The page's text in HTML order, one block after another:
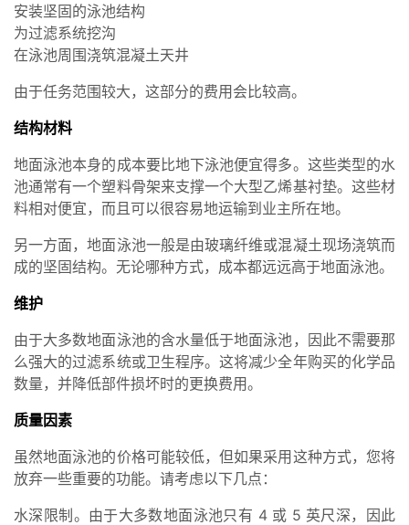
安装坚固的泳池结构
为过滤系统挖沟
在泳池周围浇筑混凝土天井
由于任务范围较大，这部分的费用会比较高。
结构材料
地面泳池本身的成本要比地下泳池便宜得多。这些类型的水
池通常有一个塑料骨架来支撑一个大型乙烯基衬垫。这些材
料相对便宜，而且可以很容易地运输到业主所在地。
另一方面，地面泳池一般是由玻璃纤维或混凝土现场浇筑而
成的坚固结构。无论哪种方式，成本都远远高于地面泳池。
维护
由于大多数地面泳池的含水量低于地面泳池，因此不需要那
么强大的过滤系统或卫生程序。这将减少全年购买的化学品
数量，并降低部件损坏时的更换费用。
质量因素
虽然地面泳池的价格可能较低，但如果采用这种方式，您将
放弃一些重要的功能。请考虑以下几点：
水深限制。由于大多数地面泳池只有 4 或 5 英尺深，因此